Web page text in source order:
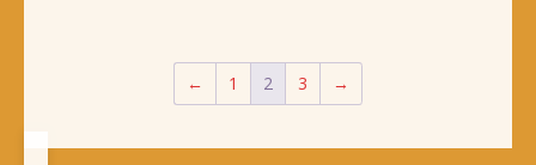
← 1 2 3 →